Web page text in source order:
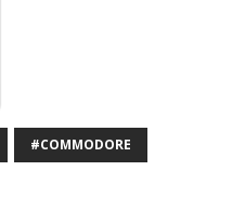
#COMMODORE